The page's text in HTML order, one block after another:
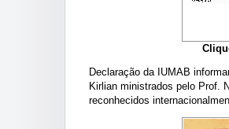
Declaração da IUMAB
Kirlian ministrados pelo Prof.
reconhecidos